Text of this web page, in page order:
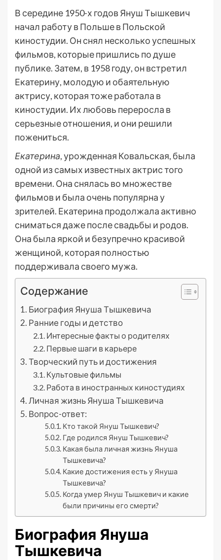
В середине 1950-х годов Януш Тышкевич
начал работу в Польше в Польской
киностудии. Он снял несколько успешных
фильмов, которые пришлись по душе
публике. Затем, в 1958 году, он встретил
Екатерину, молодую и обаятельную
актрису, которая тоже работала в
киностудии. Их любовь переросла в
серьезные отношения, и они решили
пожениться.
Екатерина, урожденная Ковальская, была
одной из самых известных актрис того
времени. Она снялась во множестве
фильмов и была очень популярна у
зрителей. Екатерина продолжала активно
сниматься даже после свадьбы и родов.
Она была яркой и безупречно красивой
женщиной, которая полностью
поддерживала своего мужа.
Содержание
Биография Януша Тышкевича
Ранние годы и детство
Интересные факты о родителях
Первые шаги в карьере
Творческий путь и достижения
Культовые фильмы
Работа в иностранных киностудиях
Личная жизнь Януша Тышкевича
Вопрос-ответ:
Кто такой Януш Тышкевич?
Где родился Януш Тышкевич?
Какая была личная жизнь Януша
Тышкевича?
Какие достижения есть у Януша
Тышкевича?
Когда умер Януш Тышкевич и какие
были причины его смерти?
Биография Януша
Тышкевича